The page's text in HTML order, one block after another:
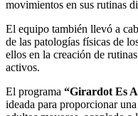
movimientos en sus rutinas
El equipo también llevó a
de las patologías físicas de
ellos en la creación de
activos.
El programa “Girardot Es
ideada para proporcionar